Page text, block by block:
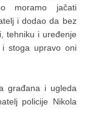
moramo jačati
i dodao da bez
tehniku i uređenje
stoga upravo oni
građana i ugleda
policije Nikola